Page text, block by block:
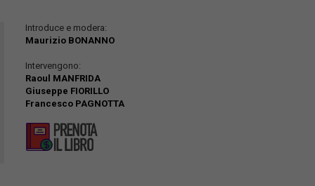
Introduce e modera:
Maurizio BONANNO
Intervengono:
Raoul MANFRIDA
Giuseppe FIORILLO
Francesco PAGNOTTA